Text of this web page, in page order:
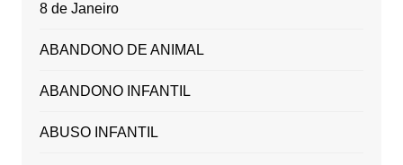
8 de Janeiro
ABANDONO DE ANIMAL
ABANDONO INFANTIL
ABUSO INFANTIL